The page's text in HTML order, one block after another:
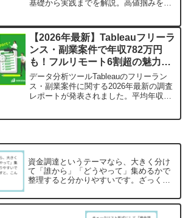
基礎から実践までを解説。高値掴みを避
用を始めましょう。
【2026年最新】Tableauフリーラ
ンス・副業案件で年収782万円
も！フルリモート6割超の魅力と
は？
データ分析ツールTableauのフリーラン
ス・副業案件に関する2026年最新の調査
レポートが発表されました。平均年収
資金調達というテーマなら、大きく分け
て「誰から」「どうやって」集めるかで
整理すると分かりやすいです。ざっくり